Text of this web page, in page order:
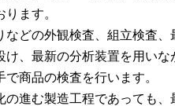
ます。
などの外観検査、組立検査
、最新の分析装置を用いな
商品の検査を行います。
の進む製造工程であっても